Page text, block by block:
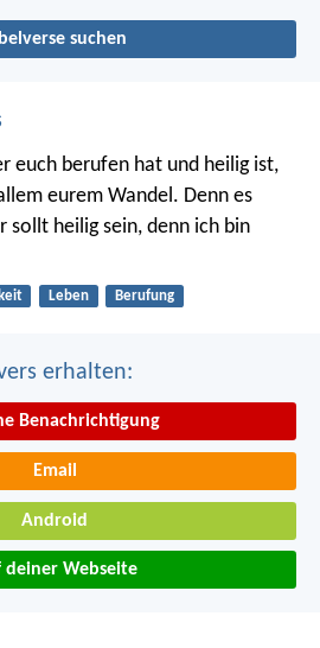
suchen
euch berufen hat und heilig ist,
eurem Wandel. Denn es
sollt heilig sein, denn ich bin
Leben Berufung
erhalten:
Benachrichtigung
Email
Android
deiner Webseite